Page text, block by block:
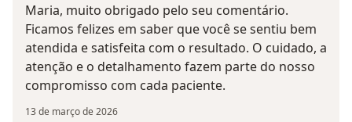
Maria, muito obrigado pelo seu comentário.
Ficamos felizes em saber que você se sentiu bem
atendida e satisfeita com o resultado. O cuidado, a
atenção e o detalhamento fazem parte do nosso
compromisso com cada paciente.
13 de março de 2026